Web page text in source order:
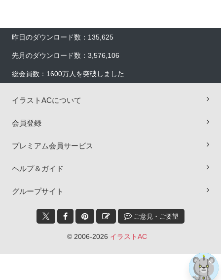
昨日のダウンロード数：135,625
先月のダウンロード数：3,576,106
総会員数：1600万人を突破しました
イラストACについて
会員登録
プレミアム会員サービス
ヘルプ＆ガイド
グループサイト
ご意見・ご要望
© 2006-2026 イラストAC